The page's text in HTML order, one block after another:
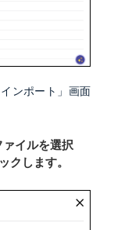
ンポート」画面
イルを選択
クします。